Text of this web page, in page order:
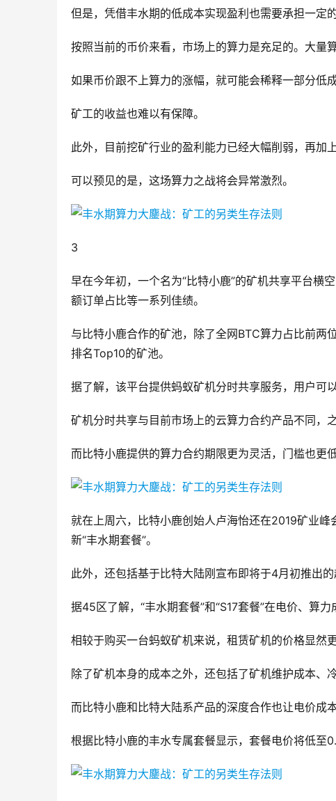
但是，凭借丰水期的低成本实现盈利也需要承担一定的
按照当前的币价来看，市场上的算力是充足的。大量
如果币价跟不上算力的涨幅，就可能会稀释一部分低
矿工的收益也难以有保障。
此外，目前挖矿行业的盈利能力已经大幅削弱，再加
可以预见的是，这场算力之战将会异常激烈。
3
早在今年初，一个名为“比特小鹿”的矿机共享平台横
额订单占比等一系列佳绩。
与比特小鹿合作的矿池，除了全网BTC算力占比前
排名Top10的矿池。
据了解，该平台提供蚂蚁矿机分时共享服务，用户
矿机分时共享与目前市场上的云算力合约产品不同，
而比特小鹿提供的算力合约期限更为灵活，门槛也更
就在上周六，比特小鹿创始人卢海怡还在2019矿业
新“丰水期套餐”。
此外，还包括基于比特大陆刚宣布即将于4月初推出的
据45区了解，“丰水期套餐”和“S17套餐”在电价、算
相较于购买一台蚂蚁矿机来说，租赁矿机的价格显然更
除了矿机本身的成本之外，还包括了矿机维护成本、
而比特小鹿和比特大陆系产品的深度合作也让电价成
根据比特小鹿的丰水专属套餐显示，套餐电价将低至